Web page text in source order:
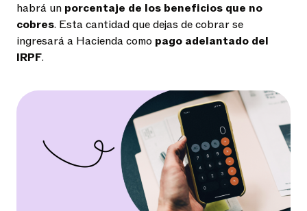
habrá un porcentaje de los beneficios que no
cobres. Esta cantidad que dejas de cobrar se
ingresará a Hacienda como pago adelantado del
IRPF.